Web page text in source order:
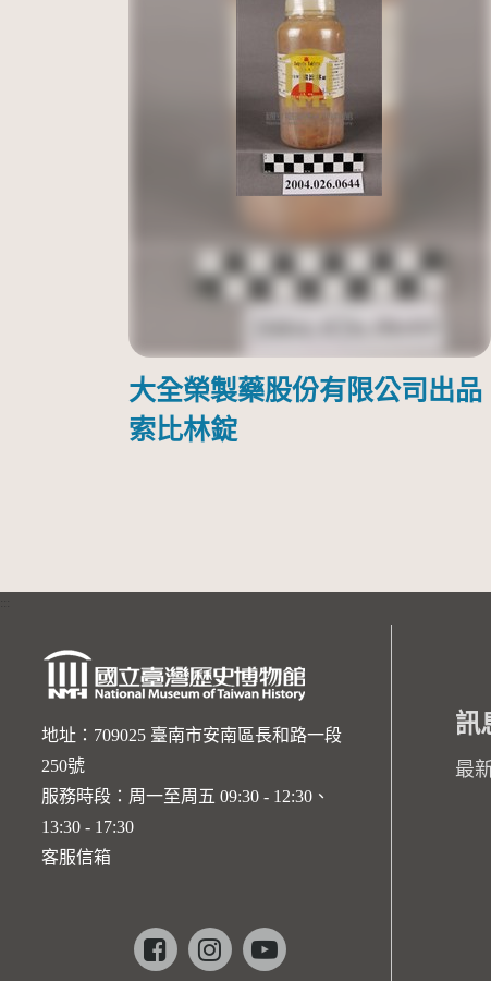
大全榮製藥股份有限公司出品
索比林錠
地址：709025 臺南市安南區長和路一段
250號
服務時段：周一至周五 09:30 - 12:30、
13:30 - 17:30
客服信箱
Facebookinstagramyoutube
訊
最